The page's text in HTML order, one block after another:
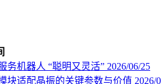
务机器人 “聪明又灵活” 2026/06/25
块适配晶振的关键参数与价值 2026/